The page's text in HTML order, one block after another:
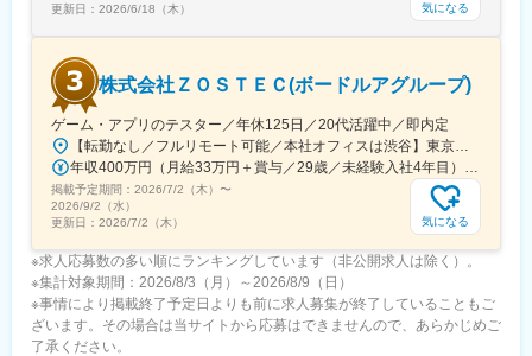
更新日： 2026/6/18（木） 気になる
株式会社ＺＯＳＴＥＣ(ボードルアグループ)
ゲーム・アプリのテスター／年休125日／20代活躍中／即内定
掲載予定期間： 2026/7/2（木） 〜
2026/9/2（水）
更新日： 2026/7/2（木） 気になる
※求人応募数の多い順にランキングしています（非公開求人は除く）。
※集計対象期間：2026/8/3（月）～2026/8/9（日）
※事情により掲載終了予定日よりも前に求人募集が終了していることもご
ざいます。その場合は当サイトから応募はできませんので、あらかじめご
了承ください。